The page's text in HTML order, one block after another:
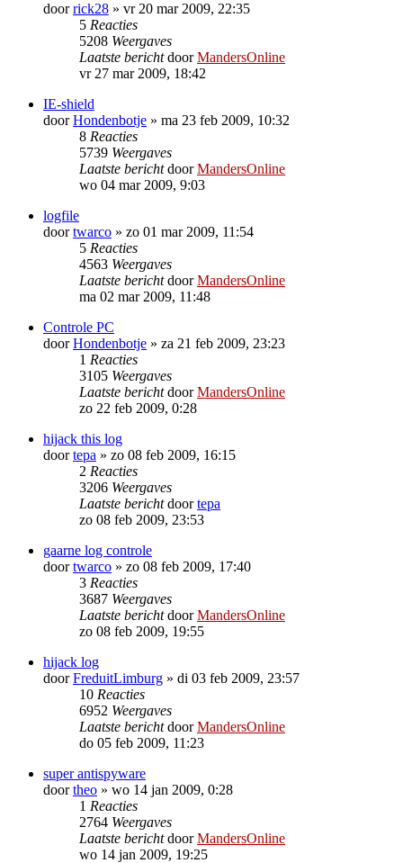
doorrick28 » vr 20 mar 2009, 22:35
5 Reacties
5208 Weergaves
Laatste berichtdoorMandersOnline
vr 27 mar 2009, 18:42
IE-shield
doorHondenbotje » ma 23 feb 2009, 10:32
8 Reacties
5739 Weergaves
Laatste berichtdoorMandersOnline
wo 04 mar 2009, 9:03
logfile
doortwarco » zo 01 mar 2009, 11:54
5 Reacties
4563 Weergaves
Laatste berichtdoorMandersOnline
ma 02 mar 2009, 11:48
Controle PC
doorHondenbotje » za 21 feb 2009, 23:23
1 Reacties
3105 Weergaves
Laatste berichtdoorMandersOnline
zo 22 feb 2009, 0:28
hijack this log
doortepa » zo 08 feb 2009, 16:15
2 Reacties
3206 Weergaves
Laatste berichtdoortepa
zo 08 feb 2009, 23:53
gaarne log controle
doortwarco » zo 08 feb 2009, 17:40
3 Reacties
3687 Weergaves
Laatste berichtdoorMandersOnline
zo 08 feb 2009, 19:55
hijack log
doorFreduitLimburg » di 03 feb 2009, 23:57
10 Reacties
6952 Weergaves
Laatste berichtdoorMandersOnline
do 05 feb 2009, 11:23
super antispyware
doortheo » wo 14 jan 2009, 0:28
1 Reacties
2764 Weergaves
Laatste berichtdoorMandersOnline
wo 14 jan 2009, 19:25